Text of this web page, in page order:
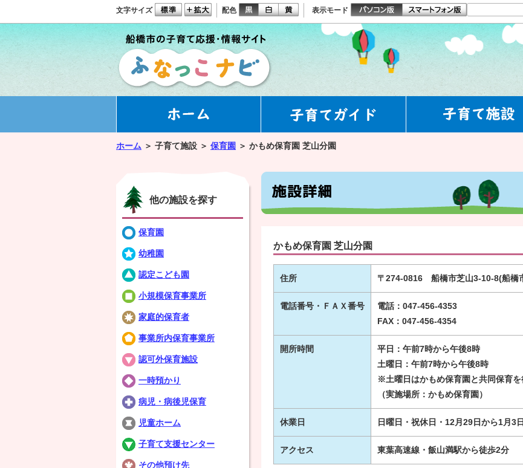
文字サイズ 配色 表示モード
ホーム ＞ 子育て施設 ＞ 保育園 ＞ かもめ保育園 芝山分園
かもめ保育園 芝山分園
住所 〒274-0816 船橋市芝山3-10-8(船橋
電話番号・ＦＡＸ番号
電話：047-456-4353
FAX：047-456-4354
開所時間
平日：午前7時から午後8時
土曜日：午前7時から午後8時
※土曜日はかもめ保育園と共同保育を
（実施場所：かもめ保育園）
休業日 日曜日・祝休日・12月29日から1月3
アクセス 東葉高速線・飯山満駅から徒歩2分
他の施設を探す
保育園
幼稚園
認定こども園
小規模保育事業所
家庭的保育者
事業所内保育事業所
認可外保育施設
一時預かり
病児・病後児保育
児童ホーム
子育て支援センター
その他預け先